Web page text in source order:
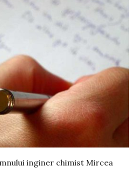
inginer chimist Mircea